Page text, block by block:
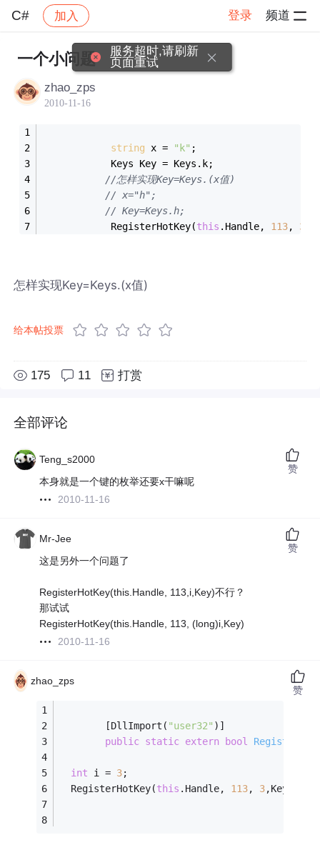
C# 加入 登录 频道
社区 C# 帖子详情
一个小问题
zhao_zps
2010-11-16
string x = "k" ;
            Keys Key = Keys.k;
//怎样实现Key=Keys.(x值)
// x="h";
// Key=Keys.h;
            RegisterHotKey(
this .Handle, 113, 3
怎样实现Key=Keys.(x值)
给本帖投票
175 11 打赏
全部评论
Teng_s2000
本身就是一个键的枚举还要x干嘛呢
2010-11-16
赞
Mr-Jee
这是另外一个问题了
RegisterHotKey(this.Handle, 113,i,Key)不行？
那试试
RegisterHotKey(this.Handle, 113, (long)i,Key)
2010-11-16
赞
zhao_zps
        [DllImport(
"user32" )]
public static extern bool
int i = 3;
  RegisterHotKey(
this .Handle, 113, 3,Key);
赞
服务超时,请刷新
页面重试